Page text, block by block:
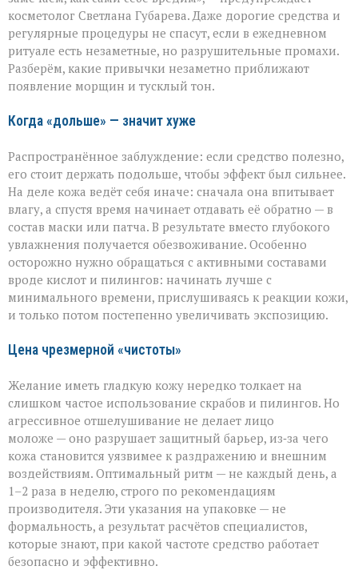
а
на
деле
ускоряете
старение»:
косметолог
косметолог Светлана Губарева. Даже дорогие средства и
регулярные процедуры не спасут, если в ежедневном
ритуале есть незаметные, но разрушительные промахи.
Разберём, какие привычки незаметно приближают
появление морщин и тусклый тон.
Когда «дольше» — значит хуже
Распространённое заблуждение: если средство полезно,
его стоит держать подольше, чтобы эффект был сильнее.
На деле кожа ведёт себя иначе: сначала она впитывает
влагу, а спустя время начинает отдавать её обратно — в
состав маски или патча. В результате вместо глубокого
увлажнения получается обезвоживание. Особенно
осторожно нужно обращаться с активными составами
вроде кислот и пилингов: начинать лучше с
минимального времени, прислушиваясь к реакции кожи,
и только потом постепенно увеличивать экспозицию.
Цена чрезмерной «чистоты»
Желание иметь гладкую кожу нередко толкает на
слишком частое использование скрабов и пилингов. Но
агрессивное отшелушивание не делает лицо
моложе — оно разрушает защитный барьер, из‑за чего
кожа становится уязвимее к раздражению и внешним
воздействиям. Оптимальный ритм — не каждый день, а
1–2 раза в неделю, строго по рекомендациям
производителя. Эти указания на упаковке — не
формальность, а результат расчётов специалистов,
которые знают, при какой частоте средство работает
безопасно и эффективно.